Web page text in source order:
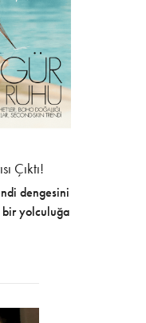
Çıktı!
dengesini
yolculuğa